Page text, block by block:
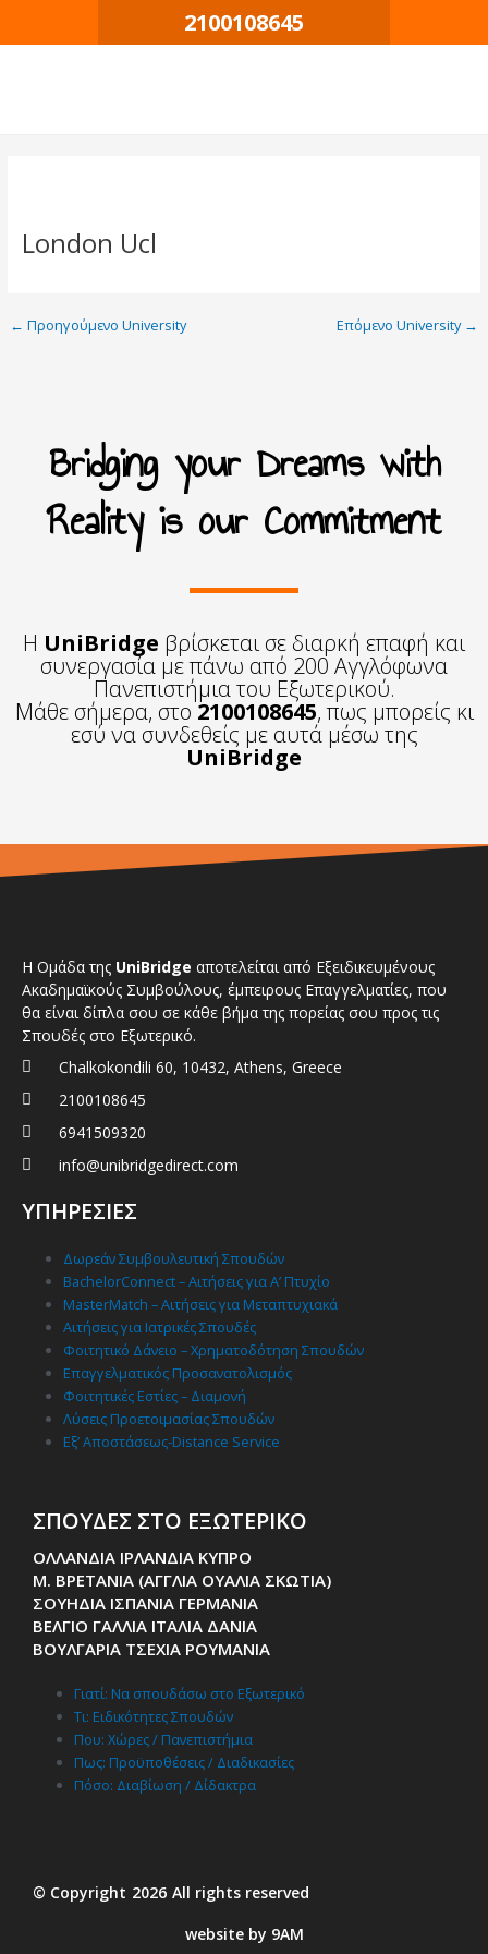
2100108645
London Ucl
← Προηγούμενο University Επόμενο University →
Bridging your Dreams with
Reality is our Commitment
Η UniBridge βρίσκεται σε διαρκή επαφή και
συνεργασία με πάνω από 200 Αγγλόφωνα
Πανεπιστήμια του Εξωτερικού.
Μάθε σήμερα, στο2100108645, πως μπορείς κι
εσύ να συνδεθείς με αυτά μέσω της
UniBridge
Η Ομάδα της UniBridge αποτελείται από Εξειδικευμένους
Ακαδημαϊκούς Συμβούλους, έμπειρους Επαγγελματίες, που
θα είναι δίπλα σου σε κάθε βήμα της πορείας σου προς τις
Σπουδές στο Εξωτερικό.
Chalkokondili 60, 10432, Athens, Greece
2100108645
6941509320
info@unibridgedirect.com
ΥΠΗΡΕΣΙΕΣ
Δωρεάν Συμβουλευτική Σπουδών
BachelorConnect – Αιτήσεις για Α’ Πτυχίο
MasterMatch – Αιτήσεις για Μεταπτυχιακά
Αιτήσεις για Ιατρικές Σπουδές
Φοιτητικό Δάνειο – Χρηματοδότηση Σπουδών
Επαγγελματικός Προσανατολισμός
Φοιτητικές Εστίες – Διαμονή
Λύσεις Προετοιμασίας Σπουδών
Εξ’ Αποστάσεως-Distance Service
ΣΠΟΥΔΕΣ ΣΤΟ ΕΞΩΤΕΡΙΚΟ
ΟΛΛΑΝΔΙΑ ΙΡΛΑΝΔΙΑ ΚΥΠΡΟ
Μ. ΒΡΕΤΑΝΙΑ (ΑΓΓΛΙΑ ΟΥΑΛΙΑ ΣΚΩΤΙΑ)
ΣΟΥΗΔΙΑ ΙΣΠΑΝΙΑ ΓΕΡΜΑΝΙΑ
ΒΕΛΓΙΟ ΓΑΛΛΙΑ ΙΤΑΛΙΑ ΔΑΝΙΑ
ΒΟΥΛΓΑΡΙΑ ΤΣΕΧΙΑ ΡΟΥΜΑΝΙΑ
Γιατί: Nα σπουδάσω στο Εξωτερικό
Τι: Ειδικότητες Σπουδών
Που: Χώρες / Πανεπιστήμια
Πως: Προϋποθέσεις / Διαδικασίες
Πόσο: Διαβίωση / Δίδακτρα
© Copyright 2026 All rights reserved
website by 9AM